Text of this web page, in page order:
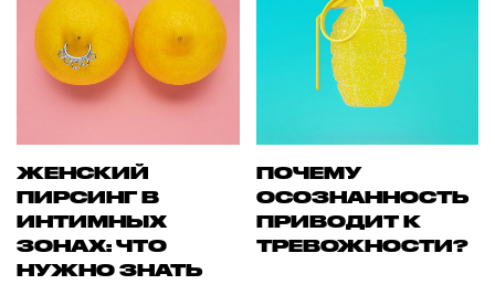
ЖЕНСКИЙ
ПИРСИНГ В
ИНТИМНЫХ
ЗОНАХ: ЧТО
НУЖНО ЗНАТЬ
ПОЧЕМУ
ОСОЗНАННОСТЬ
ПРИВОДИТ К
ТРЕВОЖНОСТИ?